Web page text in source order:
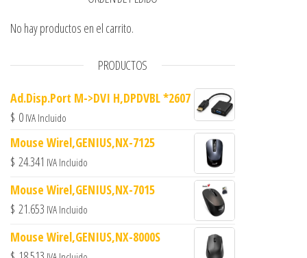
No hay productos en el carrito.
PRODUCTOS
Ad.Disp.Port M->DVI H,DPDVBL *2607
$ 0 IVA Incluido
Mouse Wirel,GENIUS,NX-7125
$ 24.341 IVA Incluido
Mouse Wirel,GENIUS,NX-7015
$ 21.653 IVA Incluido
Mouse Wirel,GENIUS,NX-8000S